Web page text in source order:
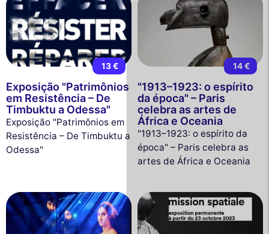
13 €
Exposição "Patrimônios
em Resistência – De
Timbuktu a Odessa"
Exposição "Patrimônios em
Resistência – De Timbuktu a
Odessa"
14 €
"1913–1923: o espírito
da época" – Paris
celebra as artes de
África e Oceania
"1913–1923: o espírito da
época" – Paris celebra as
artes de África e Oceania